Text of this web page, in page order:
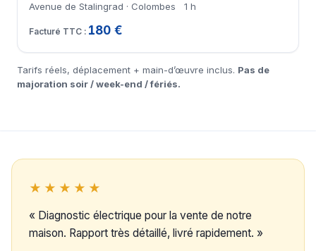
Avenue de Stalingrad · Colombes 1 h
180 €
Tarifs réels, déplacement + main-d’œuvre inclus. Pas de
majoration soir / week-end / fériés.
★★★★★
« Diagnostic électrique pour la vente de notre
maison. Rapport très détaillé, livré rapidement. »